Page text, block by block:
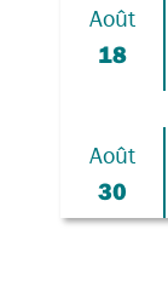
Août
18
Août
30